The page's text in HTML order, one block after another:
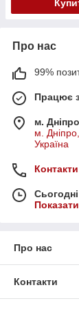
Про нас
99%
Працює
м. Дніпро
м.
Україна
Контакти
Про нас
Контакти